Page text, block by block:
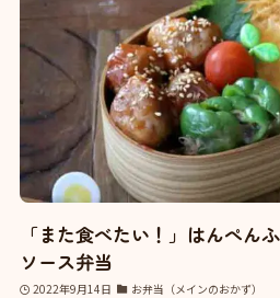
「また食べたい！」はんぺん
ソース弁当
2022年9月14日 お弁当（メインのおかず）